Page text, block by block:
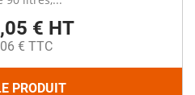
€ HT
€ TTC
PRODUIT